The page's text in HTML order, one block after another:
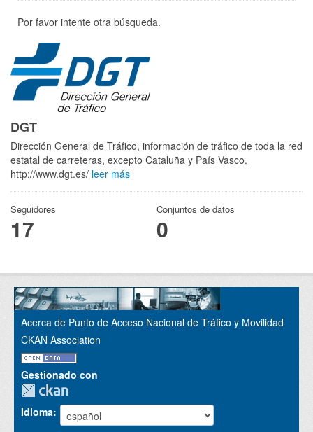
Por favor intente otra búsqueda.
DGT
Dirección General de Tráfico, información de tráfico de toda la red
estatal de carreteras, excepto Cataluña y País Vasco.
http://www.dgt.es/ leer más
Seguidores
17
Conjuntos de datos
0
Acerca de Punto de Acceso Nacional de Tráfico y Movilidad
CKAN Association
Gestionado con
Idioma